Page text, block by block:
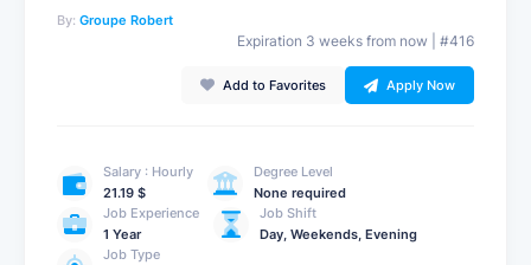
By: Groupe Robert
Expiration 3 weeks from now | #416
Add to Favorites Apply Now
Salary : Hourly
21.19 $
Degree Level
None required
Job Experience
1 Year
Job Shift
Day, Weekends, Evening
Job Type